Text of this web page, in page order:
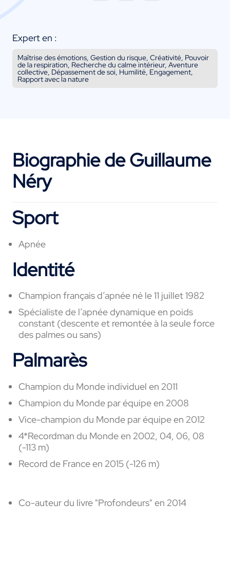
Expert en :
Maîtrise des émotions, Gestion du risque, Créativité, Pouvoir
de la respiration, Recherche du calme intérieur, Aventure
collective, Dépassement de soi, Humilité, Engagement,
Rapport avec la nature
Biographie de Guillaume
Néry
Sport
Apnée
Identité
Champion français d’apnée né le 11 juillet 1982
Spécialiste de l’apnée dynamique en poids
constant (descente et remontée à la seule force
des palmes ou sans)
Palmarès
Champion du Monde individuel en 2011
Champion du Monde par équipe en 2008
Vice-champion du Monde par équipe en 2012
4*Recordman du Monde en 2002, 04, 06, 08
(-113 m)
Record de France en 2015 (-126 m)
Co-auteur du livre "Profondeurs" en 2014